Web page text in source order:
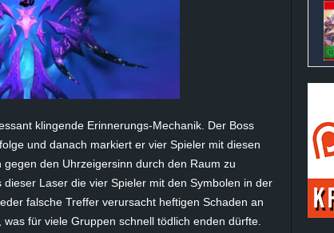
klingende Erinnerungs-Mechanik. Der Boss
und danach markiert er vier Spieler mit diesen
den Uhrzeigersinn durch den Raum zu
Laser die vier Spieler mit den Symbolen in der
falsche Treffer verursacht heftigen Schaden an
was für viele Gruppen schnell tödlich enden dürfte.